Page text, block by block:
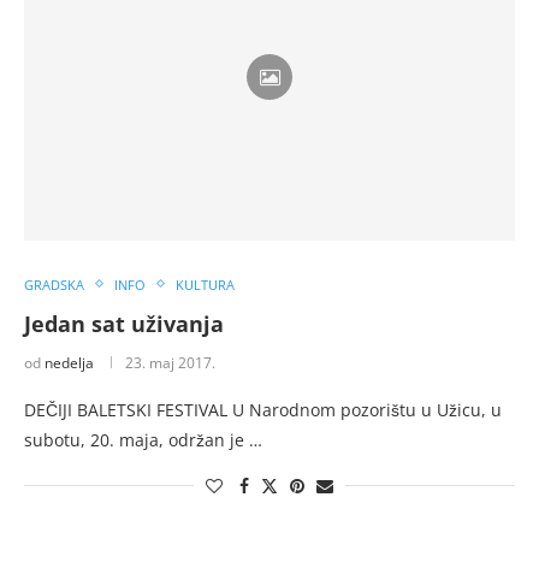
GRADSKA INFO KULTURA
Jedan sat uživanja
od nedelja 23. maj 2017.
DEČIJI BALETSKI FESTIVAL U Narodnom pozorištu u Užicu, u
subotu, 20. maja, održan je …